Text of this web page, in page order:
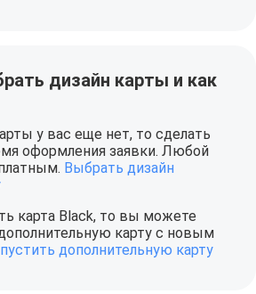
дизайн карты и как
у вас еще нет, то сделать
оформления заявки. Любой
Выбрать дизайн
карта Black, то вы можете
карту с новым
дополнительную карту